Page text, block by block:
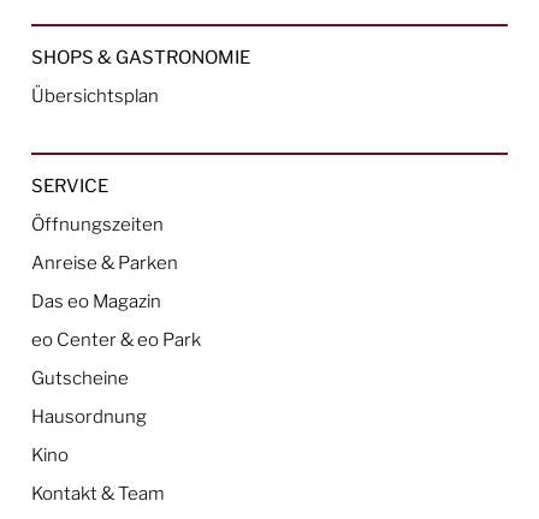
SHOPS & GASTRONOMIE
Übersichtsplan
SERVICE
Öffnungszeiten
Anreise & Parken
Das eo Magazin
eo Center & eo Park
Gutscheine
Hausordnung
Kino
Kontakt & Team